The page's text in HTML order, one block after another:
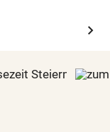
chevron_right